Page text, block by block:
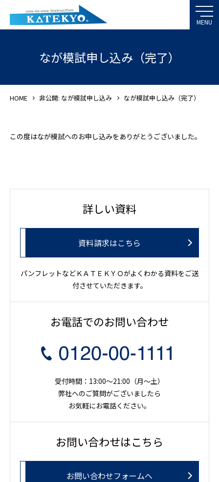
なが模試申し込み（完了）
HOME 非公開: なが模試申し込み なが模試申し込み（完了）
この度はなが模試へのお申し込みをありがとうございました。
詳しい資料
資料請求はこちら
パンフレットなどＫＡＴＥＫＹＯがよくわかる資料をご送
付させていただきます。
お電話でのお問い合わせ
受付時間：13:00～21:00（月〜土）
弊社へのご質問がございましたら
お気軽にお電話ください。
お問い合わせはこちら
お問い合わせフォームへ